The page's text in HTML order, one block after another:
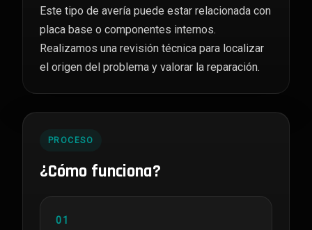
Este tipo de avería puede estar relacionada con
placa base o componentes internos.
Realizamos una revisión técnica para localizar
el origen del problema y valorar la reparación.
PROCESO
¿Cómo funciona?
01